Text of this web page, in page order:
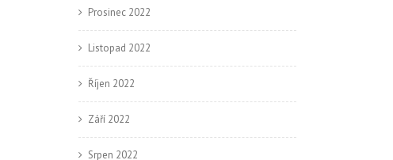
Prosinec 2022
Listopad 2022
Říjen 2022
Září 2022
Srpen 2022